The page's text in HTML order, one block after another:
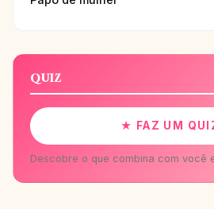
QUIZ
★ FAZ UM
Descobre o que combina com você